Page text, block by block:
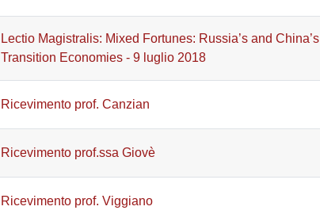
Lectio Magistralis: Mixed Fortunes: Russia’s and China’s
Transition Economies - 9 luglio 2018
Ricevimento prof. Canzian
Ricevimento prof.ssa Giovè
Ricevimento prof. Viggiano